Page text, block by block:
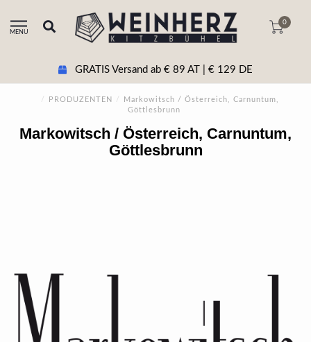
MENU
0
+43 5356 20511 Beratung & tel. Bestellung
/ PRODUZENTEN /
Markowitsch / Österreich, Carnuntum,
Göttlesbrunn
Markowitsch / Österreich, Carnuntum,
Göttlesbrunn